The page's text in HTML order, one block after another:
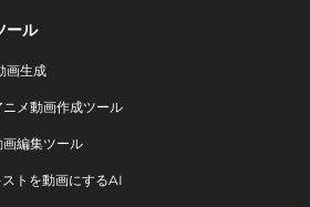
ール
画生成
メ動画作成ツール
編集ツール
ストを動画にするAI